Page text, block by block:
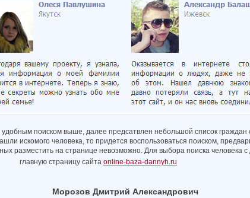
поиском выше, далее предсатвлен небольшой список
искомого человека, то придется воспользоваться поиском,
разместить на странице невозможно. Для выбора поиска человека
главную страницу сайта online-baza-dannyh.ru
Морозов Дмитрий Александрович